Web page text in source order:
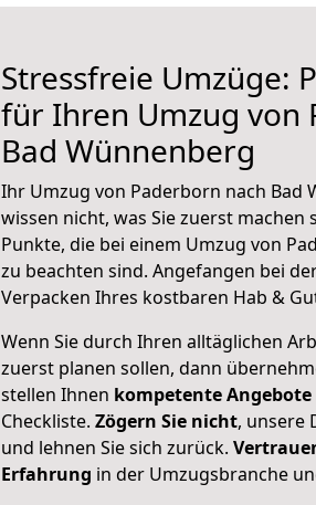
Stressfreie Umzüge:
für Ihren Umzug von
Bad Wünnenberg
Ihr Umzug von Paderborn nach Bad
wissen nicht, was Sie zuerst machen
Punkte, die bei einem Umzug von
zu beachten sind. Angefangen bei
Verpacken Ihres kostbaren Hab &
Wenn Sie durch Ihren alltäglichen
zuerst planen sollen, dann
stellen Ihnen kompetente Angebote
Checkliste. Zögern Sie nicht, unsere
und lehnen Sie sich zurück.
Erfahrung in der Umzugsbranche